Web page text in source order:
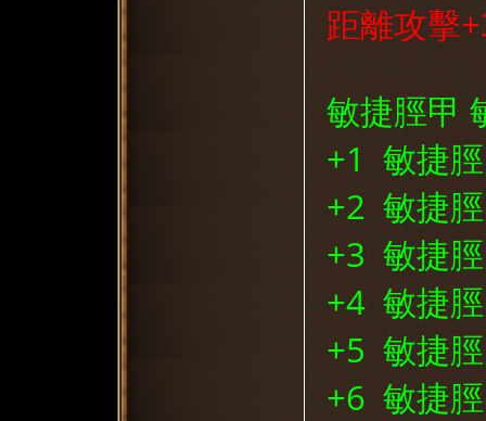
距離攻擊
敏捷脛甲
+1 敏捷
+2 敏捷
+3 敏捷
+4 敏捷
+5 敏捷
+6 敏捷